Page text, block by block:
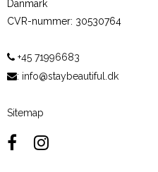
Danmark
CVR-nummer: 30530764
+45 71996683
: info@staybeautiful.dk
Sitemap